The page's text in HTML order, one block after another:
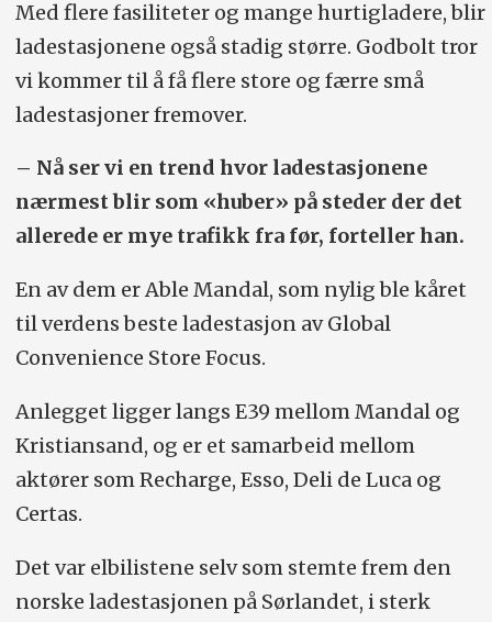
Med flere fasiliteter og mange hurtigladere, blir
ladestasjonene også stadig større. Godbolt tror
vi kommer til å få flere store og færre små
ladestasjoner fremover.
– Nå ser vi en trend hvor ladestasjonene
nærmest blir som «huber» på steder der det
allerede er mye trafikk fra før, forteller han.
En av dem er Able Mandal, som nylig ble kåret
til verdens beste ladestasjon av Global
Convenience Store Focus.
Anlegget ligger langs E39 mellom Mandal og
Kristiansand, og er et samarbeid mellom
aktører som Recharge, Esso, Deli de Luca og
Certas.
Det var elbilistene selv som stemte frem den
norske ladestasjonen på Sørlandet, i sterk